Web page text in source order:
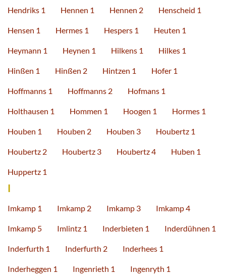
Hendriks 1 Hennen 1 Hennen 2 Henscheid 1
Hensen 1 Hermes 1 Hespers 1 Heuten 1
Heymann 1 Heynen 1 Hilkens 1 Hilkes 1
Hinßen 1 Hinßen 2 Hintzen 1 Hofer 1
Hoffmanns 1 Hoffmanns 2 Hofmans 1
Holthausen 1 Hommen 1 Hoogen 1 Hormes 1
Houben 1 Houben 2 Houben 3 Houbertz 1
Houbertz 2 Houbertz 3 Houbertz 4 Huben 1
Huppertz 1
I
Imkamp 1 Imkamp 2 Imkamp 3 Imkamp 4
Imkamp 5 Imlintz 1 Inderbieten 1 Inderdühnen 1
Inderfurth 1 Inderfurth 2 Inderhees 1
Inderheggen 1 Ingenrieth 1 Ingenryth 1